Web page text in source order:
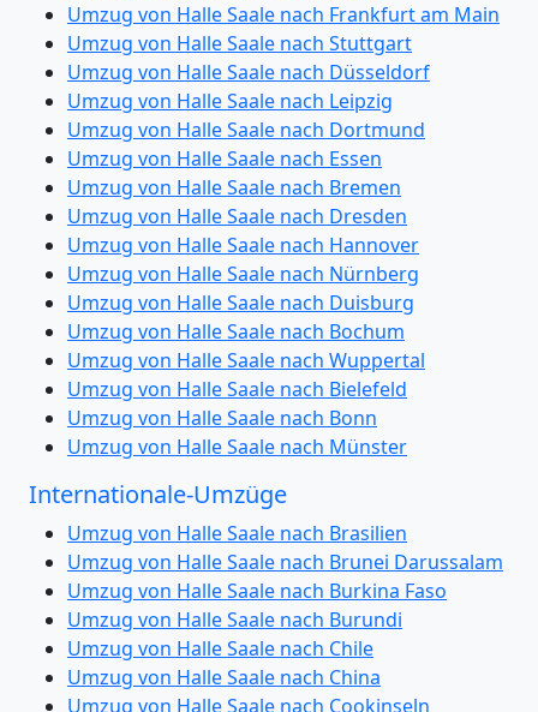
Umzug von Halle Saale nach Frankfurt am Main
Umzug von Halle Saale nach Stuttgart
Umzug von Halle Saale nach Düsseldorf
Umzug von Halle Saale nach Leipzig
Umzug von Halle Saale nach Dortmund
Umzug von Halle Saale nach Essen
Umzug von Halle Saale nach Bremen
Umzug von Halle Saale nach Dresden
Umzug von Halle Saale nach Hannover
Umzug von Halle Saale nach Nürnberg
Umzug von Halle Saale nach Duisburg
Umzug von Halle Saale nach Bochum
Umzug von Halle Saale nach Wuppertal
Umzug von Halle Saale nach Bielefeld
Umzug von Halle Saale nach Bonn
Umzug von Halle Saale nach Münster
Internationale-Umzüge
Umzug von Halle Saale nach Brasilien
Umzug von Halle Saale nach Brunei Darussalam
Umzug von Halle Saale nach Burkina Faso
Umzug von Halle Saale nach Burundi
Umzug von Halle Saale nach Chile
Umzug von Halle Saale nach China
Umzug von Halle Saale nach Cookinseln